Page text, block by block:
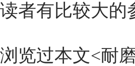
读者有比较大的
浏览过本文<耐